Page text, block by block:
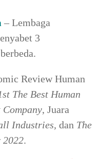
– Lembaga
3
Review Human
The Best Human
, Juara
Industries, dan The
2022.